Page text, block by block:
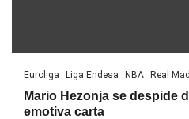
Euroliga Liga Endesa NBA Real
Mario Hezonja se despide
emotiva carta